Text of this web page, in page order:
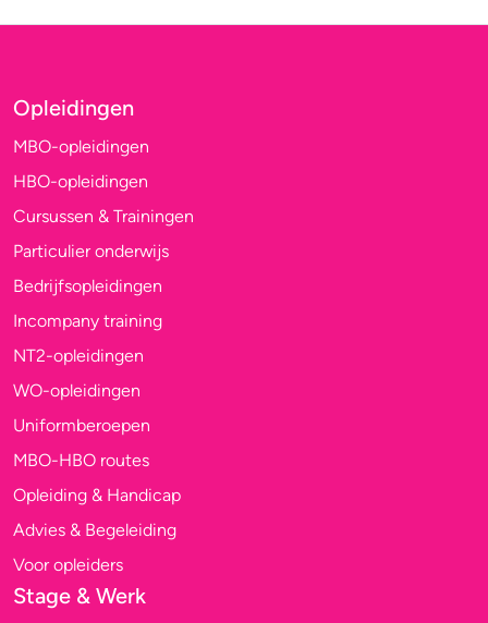
Opleidingen
MBO-opleidingen
HBO-opleidingen
Cursussen & Trainingen
Particulier onderwijs
Bedrijfsopleidingen
Incompany training
NT2-opleidingen
WO-opleidingen
Uniformberoepen
MBO-HBO routes
Opleiding & Handicap
Advies & Begeleiding
Voor opleiders
Stage & Werk